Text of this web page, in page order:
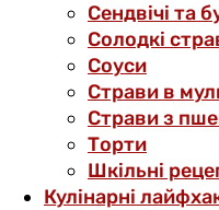
Сендвічі та
Солодкі
Соуси
Страви в
Страви з
Торти
Шкільні
Кулінарні